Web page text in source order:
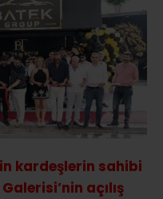
kardeşlerin sahibi
açılış